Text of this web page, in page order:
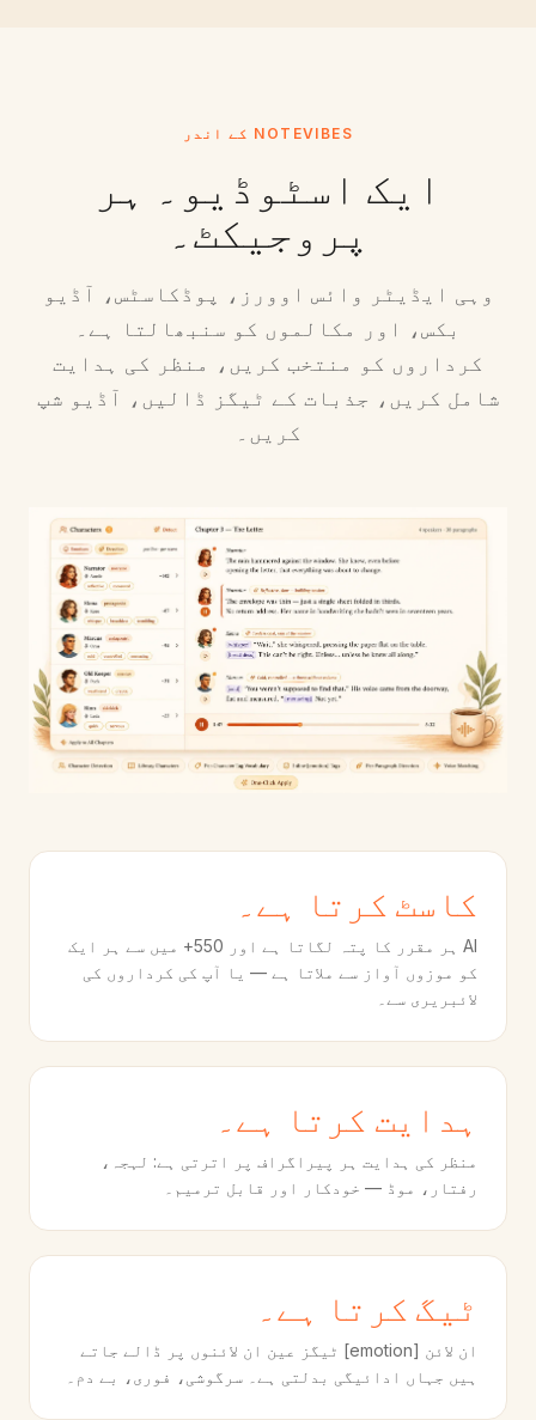
NOTEVIBES کے اندر
ایک اسٹوڈیو۔ ہر
پروجیکٹ۔
وہی ایڈیٹر وائس اوورز، پوڈکاسٹس، آڈیو
بکس، اور مکالموں کو سنبھالتا ہے۔
کرداروں کو منتخب کریں، منظر کی ہدایت
شامل کریں، جذبات کے ٹیگز ڈالیں، آڈیو شپ
کریں۔
کاسٹ کرتا ہے۔
AI ہر مقرر کا پتہ لگاتا ہے اور 550+ میں سے ہر ایک
کو موزوں آواز سے ملاتا ہے — یا آپ کی کرداروں کی
لائبریری سے۔
ہدایت کرتا ہے۔
منظر کی ہدایت ہر پیراگراف پر اترتی ہے: لہجہ،
رفتار، موڈ — خودکار اور قابل ترمیم۔
ٹیگ کرتا ہے۔
ان لائن [emotion] ٹیگز عین ان لائنوں پر ڈالے جاتے
ہیں جہاں ادائیگی بدلتی ہے۔ سرگوشی، فوری، بے دم۔